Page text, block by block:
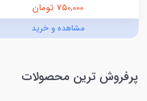
750,000 تومان
مشاهده و خرید
پرفروش ترین محصولات